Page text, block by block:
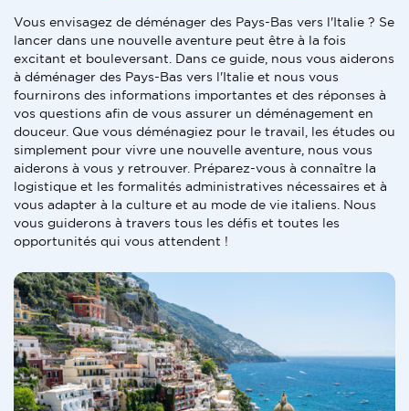
Vous envisagez de déménager des Pays-Bas vers l'Italie ? Se
lancer dans une nouvelle aventure peut être à la fois
excitant et bouleversant. Dans ce guide, nous vous aiderons
à déménager des Pays-Bas vers l'Italie et nous vous
fournirons des informations importantes et des réponses à
vos questions afin de vous assurer un déménagement en
douceur. Que vous déménagiez pour le travail, les études ou
simplement pour vivre une nouvelle aventure, nous vous
aiderons à vous y retrouver. Préparez-vous à connaître la
logistique et les formalités administratives nécessaires et à
vous adapter à la culture et au mode de vie italiens. Nous
vous guiderons à travers tous les défis et toutes les
opportunités qui vous attendent !